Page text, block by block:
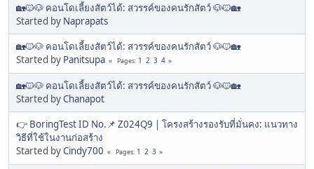
🏡🐱🐶 คอนโดเลี้ยงสัตว์ได้: สวรรค์ของคนรักสัตว์ 🐶🐱🏡
Started by Naprapats
🏡🐱🐶 คอนโดเลี้ยงสัตว์ได้: สวรรค์ของคนรักสัตว์ 🐶🐱🏡
Started by Panitsupa Pages 1 2 3 4
🏡🐱🐶 คอนโดเลี้ยงสัตว์ได้: สวรรค์ของคนรักสัตว์ 🐶🐱🏡
Started byChanapot
👉 BoringTest ID No.📌 Z024Q9 | โครงสร้างรองรับที่มั่นคง: แนวทาง
วิธีที่ใช้ในงานก่อสร้าง
Started byCindy700 Pages 1 2 3